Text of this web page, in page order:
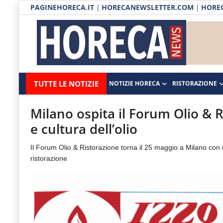
PAGINEHORECA.IT | HORECANEWSLETTER.COM |
Horecanews.it
-
Notizie
Horeca
Il
portale
del
del
TUTTE LE NOTIZIE NOTIZIE HORECA RISTORAZIONE
Notizie HORECA
Ristorazione
Ospitalità
Distribuzione
Prodotti | Dispensa Horeca
RUBRICHE
Milano ospita il Forum Olio &
e cultura dell’olio
Il Forum Olio & Ristorazione torna il 25 maggio a Milano
ristorazione